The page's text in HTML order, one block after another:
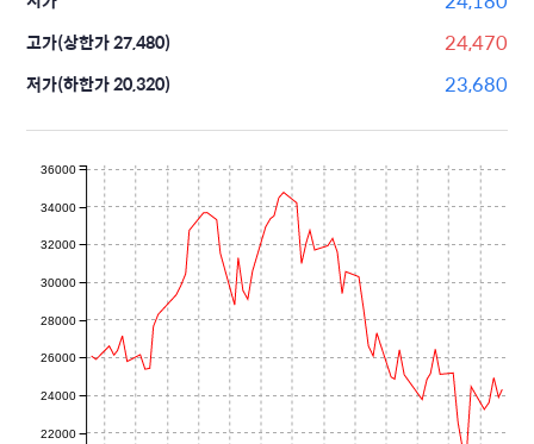
고가(상한가 27,480) 24,470
저가(하한가 20,320) 23,680
22000
24000
26000
28000
30000
32000
34000
36000